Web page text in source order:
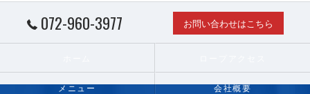
072-960-3977 お問い合わせはこちら
メニュー 会社概要